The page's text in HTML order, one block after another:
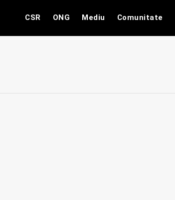
CSR ONG Mediu Comunitate